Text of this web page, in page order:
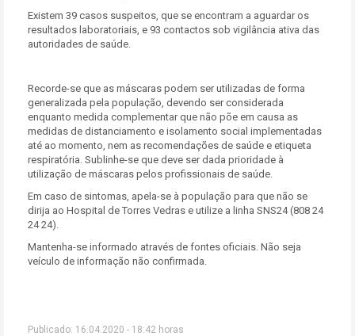
Existem 39 casos suspeitos, que se encontram a aguardar os
resultados laboratoriais, e 93 contactos sob vigilância ativa das
autoridades de saúde.
Recorde-se que as máscaras podem ser utilizadas de forma
generalizada pela população, devendo ser considerada
enquanto medida complementar que não põe em causa as
medidas de distanciamento e isolamento social implementadas
até ao momento, nem as recomendações de saúde e etiqueta
respiratória. Sublinhe-se que deve ser dada prioridade à
utilização de máscaras pelos profissionais de saúde.
Em caso de sintomas, apela-se à população para que não se
dirija ao Hospital de Torres Vedras e utilize a linha SNS24 (808 24
24 24).
Mantenha-se informado através de fontes oficiais. Não seja
veículo de informação não confirmada.
Publicado: 16.04.2020 - 18:42 horas